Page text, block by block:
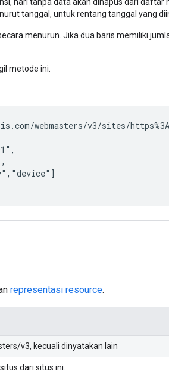
tanggal, untuk rentang tanggal yang
menurun. Jika dua baris memiliki
metode ini.
webmasters/v3/sites/
representasi resource.
v3, kecuali dinyatakan lain
dari situs ini.